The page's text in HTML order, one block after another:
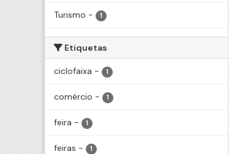
Turismo - 1
Etiquetas
ciclofaixa - 1
comércio - 1
feira - 1
feiras - 1